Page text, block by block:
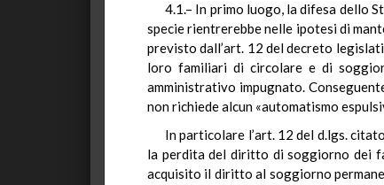
4.1.– In primo luogo, la difesa dello
specie rientrerebbe nelle ipotesi di
previsto dall’art. 12 del decreto
loro familiari di circolare e di
amministrativo impugnato.
non richiede alcun «automatismo
In particolare l’art. 12 del d.lgs.
la perdita del diritto di soggiorno dei
acquisito il diritto al soggiorno